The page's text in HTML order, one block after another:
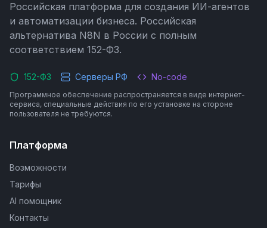
Российская платформа для создания ИИ-агентов
и автоматизации бизнеса. Российская
альтернатива N8N в России с полным
соответствием 152-ФЗ.
152-ФЗ Серверы РФ No-code
Программное обеспечение распространяется в виде интернет-
сервиса, специальные действия по его установке на стороне
пользователя не требуются.
Платформа
Возможности
Тарифы
AI помощник
Контакты